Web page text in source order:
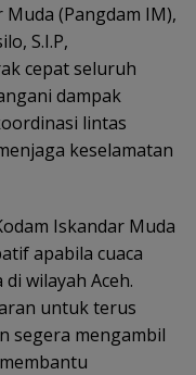
(Pangdam IM),
S.I.P,
cepat seluruh
dampak
lintas
keselamatan
Iskandar Muda
apabila cuaca
wilayah Aceh.
untuk terus
segera mengambil